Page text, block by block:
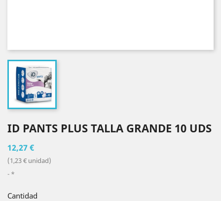
ID PANTS PLUS TALLA GRANDE 10 UDS
12,27 €
(1,23 € unidad)
*
Cantidad